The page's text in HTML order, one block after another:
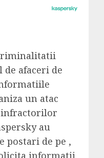
afaceri de
un atac
au
postari de pe ,